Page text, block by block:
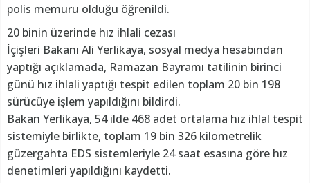
polis memuru olduğu öğrenildi.
20 binin üzerinde hız ihlali cezası
İçişleri Bakanı Ali Yerlikaya, sosyal medya hesabından
yaptığı açıklamada, Ramazan Bayramı tatilinin birinci
günü hız ihlali yaptığı tespit edilen toplam 20 bin 198
sürücüye işlem yapıldığını bildirdi.
Bakan Yerlikaya, 54 ilde 468 adet ortalama hız ihlal tespit
sistemiyle birlikte, toplam 19 bin 326 kilometrelik
güzergahta EDS sistemleriyle 24 saat esasına göre hız
denetimleri yapıldığını kaydetti.